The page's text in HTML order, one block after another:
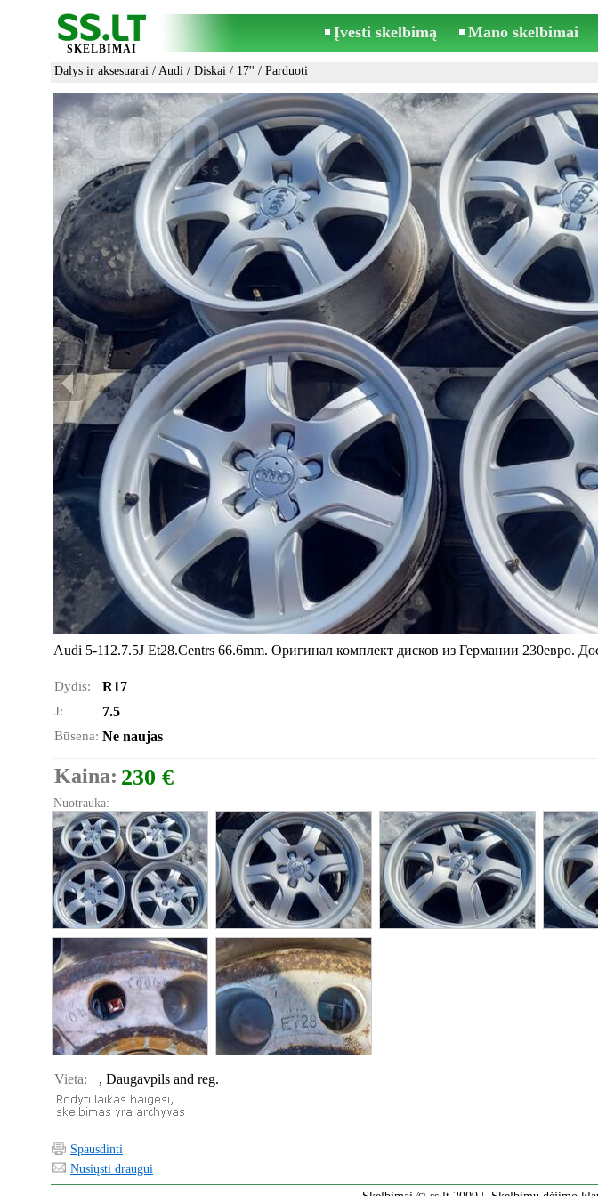
SKELBIMAI
Įvesti skelbimą Mano skelbimai
Dalys ir aksesuarai / Audi / Diskai / 17'' / Parduoti
Audi 5-112.7.5J Et28.Centrs 66.6mm. Оригинал комплект дисков из Германии 230евро.
Dydis: R17
J: 7.5
Būsena: Ne naujas
Kaina: 230 €
Nuotrauka:
Vieta: , Daugavpils and reg.
Spausdinti
Nusiųsti draugui